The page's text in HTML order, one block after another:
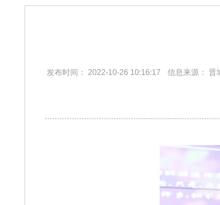
发布时间： 2022-10-26 10:16:17 信息来源： 晋